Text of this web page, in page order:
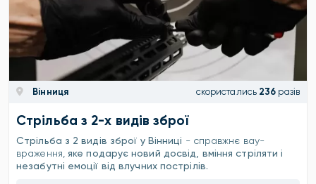
Вінниця скористались 236 разів
Стрільба з 2-х видів зброї
Стрільба з 2 видів зброї у Вінниці - справжнє вау-
враження, яке подарує новий досвід, вміння стріляти і
незабутні емоції від влучних пострілів.